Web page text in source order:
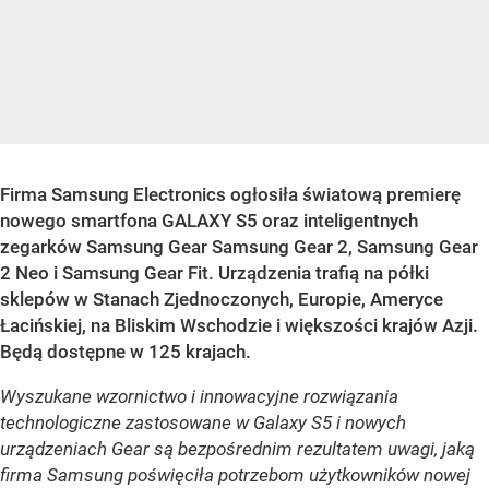
Firma Samsung Electronics ogłosiła światową premierę
nowego smartfona GALAXY S5 oraz inteligentnych
zegarków Samsung Gear Samsung Gear 2, Samsung Gear
2 Neo i Samsung Gear Fit. Urządzenia trafią na półki
sklepów w Stanach Zjednoczonych, Europie, Ameryce
Łacińskiej, na Bliskim Wschodzie i większości krajów Azji.
Będą dostępne w 125 krajach.
Wyszukane wzornictwo i innowacyjne rozwiązania
technologiczne zastosowane w Galaxy S5 i nowych
urządzeniach Gear są bezpośrednim rezultatem uwagi, jaką
firma Samsung poświęciła potrzebom użytkowników nowej